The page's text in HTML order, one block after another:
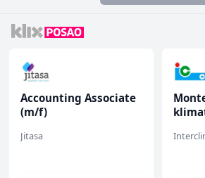
Monteri ventilacije i